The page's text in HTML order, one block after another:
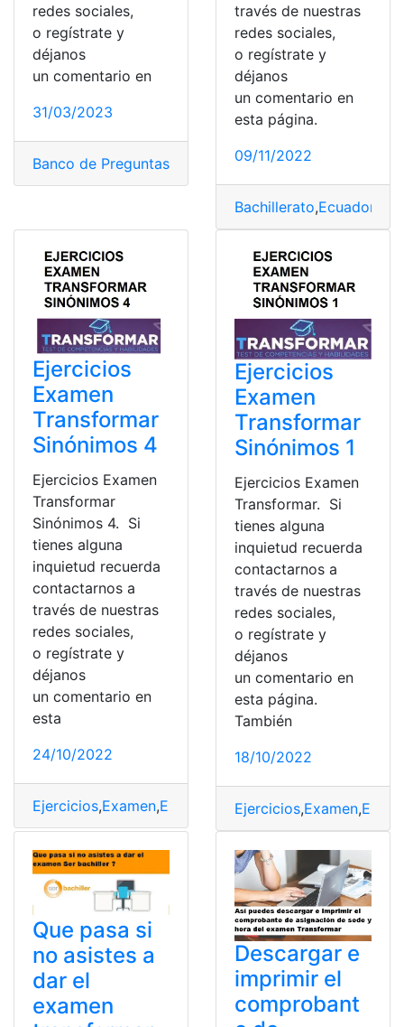
redes sociales,
o regístrate y
déjanos
un comentario en
31/03/2023
Banco de Preguntas Examen de grado
través de nuestras
redes sociales,
o regístrate y
déjanos
un comentario en
esta página.
09/11/2022
Bachillerato,Ecuador
Ejercicios
Examen
Transformar
Sinónimos 4
Ejercicios Examen
Transformar
Sinónimos 4. Si
tienes alguna
inquietud recuerda
contactarnos a
través de nuestras
redes sociales,
o regístrate y
déjanos
un comentario en
esta
24/10/2022
Ejercicios,Examen,Examen de ingreso,examen senecyt
Ejercicios
Examen
Transformar
Sinónimos 1
Ejercicios Examen
Transformar. Si
tienes alguna
inquietud recuerda
contactarnos a
través de nuestras
redes sociales,
o regístrate y
déjanos
un comentario en
esta página.
También
18/10/2022
Ejercicios,Examen,
Que pasa si
no asistes a
dar el
examen
Descargar e
imprimir el
comprobant